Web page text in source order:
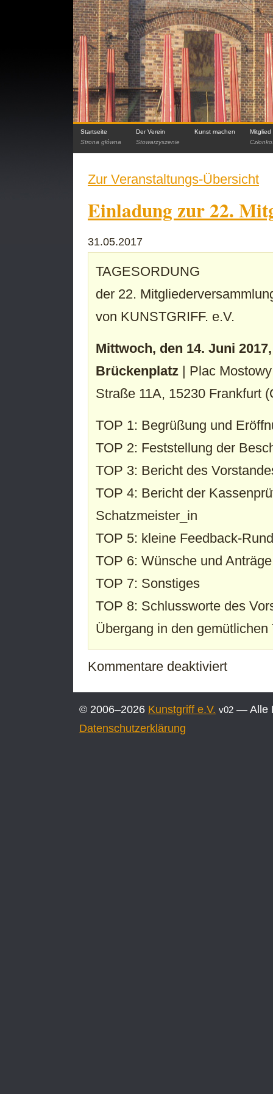
Startseite
Strona główna
Der Verein
Stowarzyszenie
Kunst machen
Mitglied
Zur Veranstaltungs-Übersicht
Einladung zur 22.
31.05.2017
TAGESORDUNG
der 22.
von KUNSTGRIFF. e.V.
Mittwoch, den 14. Juni
Brückenplatz | Plac
Straße 11A, 15230 Frankfurt
TOP 1: Begrüßung und
TOP 2: Feststellung der
TOP 3: Bericht des
TOP 4: Bericht der
Schatzmeister_in
TOP 5: kleine Feedback-
TOP 6: Wünsche und
TOP 7: Sonstiges
TOP 8: Schlussworte des
Übergang in den gemütlichen
Kommentare deaktiviertEinladung
© 2006–2026 Kunstgriff e.V. v02 — Alle
Datenschutzerklärung